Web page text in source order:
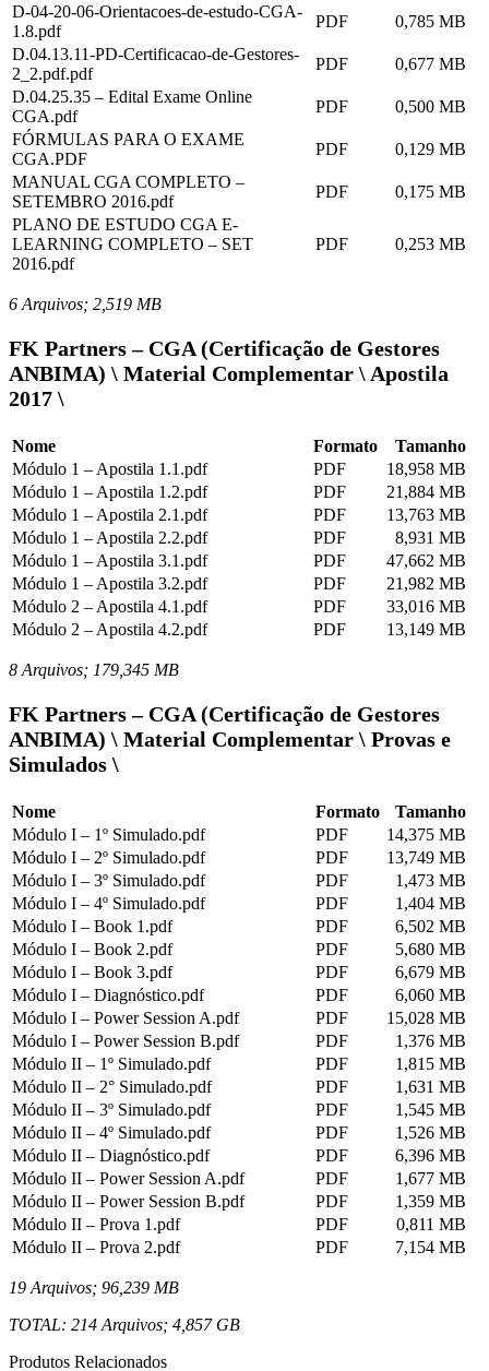
D-04-20-06-Orientacoes-de-estudo-CGA-
1.8.pdf
PDF
0,785 MB
D.04.13.11-PD-Certificacao-de-Gestores-
2_2.pdf.pdf
PDF
0,677 MB
D.04.25.35 – Edital Exame Online
CGA.pdf
PDF
0,500 MB
FÓRMULAS PARA O EXAME
CGA.PDF
PDF
0,129 MB
MANUAL CGA COMPLETO –
SETEMBRO 2016.pdf
PDF
0,175 MB
PLANO DE ESTUDO CGA E-
LEARNING COMPLETO – SET
2016.pdf
PDF 0,253 MB
6 Arquivos; 2,519 MB
FK Partners – CGA (Certificação de Gestores
ANBIMA) \ Material Complementar \ Apostila
2017 \
Nome Formato
Tamanho
Módulo 1 – Apostila 1.1.pdf
PDF
18,958 MB
Módulo 1 – Apostila 1.2.pdf
PDF
21,884 MB
Módulo 1 – Apostila 2.1.pdf
PDF
13,763 MB
Módulo 1 – Apostila 2.2.pdf
PDF
8,931 MB
Módulo 1 – Apostila 3.1.pdf
PDF
47,662 MB
Módulo 1 – Apostila 3.2.pdf
PDF
21,982 MB
Módulo 2 – Apostila 4.1.pdf
PDF
33,016 MB
Módulo 2 – Apostila 4.2.pdf
PDF 13,149 MB
8 Arquivos; 179,345 MB
FK Partners – CGA (Certificação de Gestores
ANBIMA) \ Material Complementar \ Provas e
Simulados \
Nome Formato
Tamanho
Módulo I – 1º Simulado.pdf
PDF
14,375 MB
Módulo I – 2º Simulado.pdf
PDF
13,749 MB
Módulo I – 3º Simulado.pdf
PDF
1,473 MB
Módulo I – 4º Simulado.pdf
PDF
1,404 MB
Módulo I – Book 1.pdf
PDF
6,502 MB
Módulo I – Book 2.pdf
PDF
5,680 MB
Módulo I – Book 3.pdf
PDF
6,679 MB
Módulo I – Diagnóstico.pdf
PDF
6,060 MB
Módulo I – Power Session A.pdf
PDF
15,028 MB
Módulo I – Power Session B.pdf
PDF
1,376 MB
Módulo II – 1º Simulado.pdf
PDF
1,815 MB
Módulo II – 2° Simulado.pdf
PDF
1,631 MB
Módulo II – 3º Simulado.pdf
PDF
1,545 MB
Módulo II – 4º Simulado.pdf
PDF
1,526 MB
Módulo II – Diagnóstico.pdf
PDF
6,396 MB
Módulo II – Power Session A.pdf
PDF
1,677 MB
Módulo II – Power Session B.pdf
PDF
1,359 MB
Módulo II – Prova 1.pdf
PDF
0,811 MB
Módulo II – Prova 2.pdf
PDF 7,154 MB
19 Arquivos; 96,239 MB
TOTAL: 214 Arquivos; 4,857 GB
Produtos Relacionados